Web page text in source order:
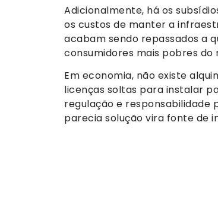
Adicionalmente, há os
os custos de manter a
acabam sendo repassados a
consumidores mais pobres do
Em economia, não existe
licenças soltas para instalar
regulação e responsabilidade
parecia solução vira fonte de